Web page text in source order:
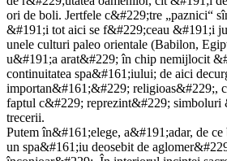
ori de boli. Jertfele c&#229;tre „paznici“
&#191;i tot aici se f&#229;ceau &#191;i
unele culturi paleo orientale (Babilon,
u&#191;a arat&#229; în chip nemijlocit
continuitatea spa&#161;iului; de aici
importan&#161;&#229; religioas&#229;,
faptul c&#229; reprezint&#229; simboluri
trecerii.
Putem în&#161;elege, a&#191;adar, de
un spa&#161;iu deosebit de